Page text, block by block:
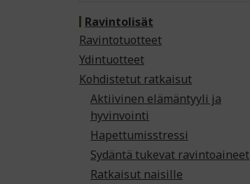
Ravintolisät
Ravintotuotteet
Ydintuotteet
Kohdistetut ratkaisut
Aktiivinen elämäntyyli ja
hyvinvointi
Hapettumisstressi
Sydäntä tukevat ravintoaineet
Ratkaisut naisille